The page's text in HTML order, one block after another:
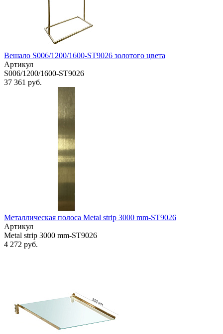
Вешало S006/1200/1600-ST9026 золотого цвета
Артикул
S006/1200/1600-ST9026
37 361 руб.
Металлическая полоса Metal strip 3000 mm-ST9026
Артикул
Metal strip 3000 mm-ST9026
4 272 руб.